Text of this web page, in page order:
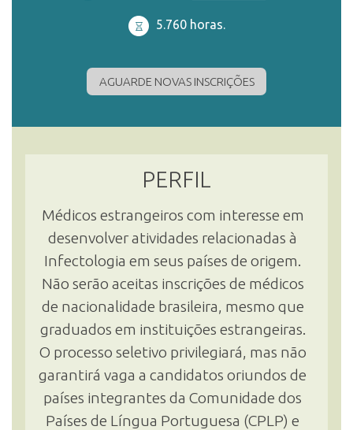
DOCUMENTOS
ALUNOS
CONTATO
5.760 horas.
AGUARDE NOVAS INSCRIÇÕES
PERFIL
Médicos estrangeiros com interesse em
desenvolver atividades relacionadas à
Infectologia em seus países de origem.
Não serão aceitas inscrições de médicos
de nacionalidade brasileira, mesmo que
graduados em instituições estrangeiras.
O processo seletivo privilegiará, mas não
garantirá vaga a candidatos oriundos de
países integrantes da Comunidade dos
Países de Língua Portuguesa (CPLP) e